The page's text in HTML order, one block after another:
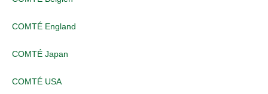
COMTÉ England
COMTÉ Japan
COMTÉ USA